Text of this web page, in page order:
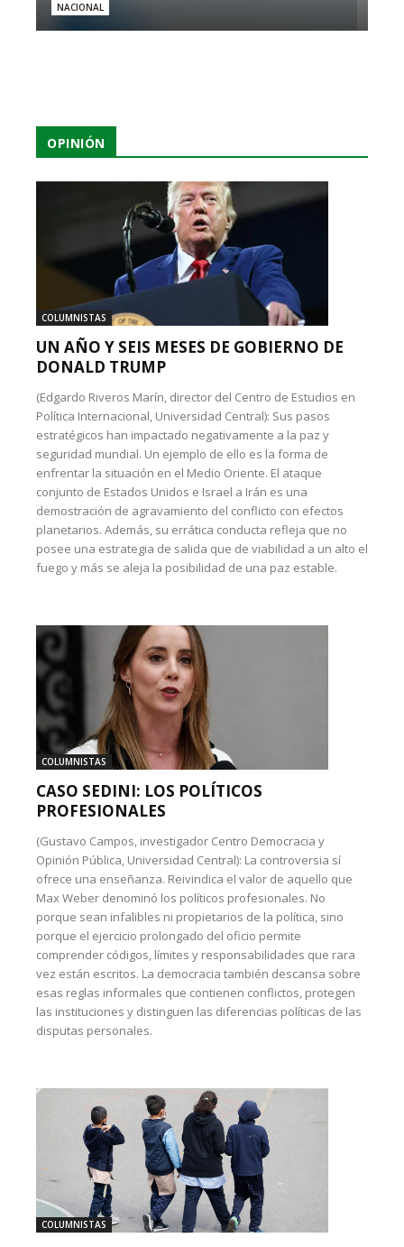
NACIONAL
OPINIÓN
COLUMNISTAS
UN AÑO Y SEIS MESES DE GOBIERNO DE
DONALD TRUMP
(Edgardo Riveros Marín, director del Centro de Estudios en
Política Internacional, Universidad Central): Sus pasos
estratégicos han impactado negativamente a la paz y
seguridad mundial. Un ejemplo de ello es la forma de
enfrentar la situación en el Medio Oriente. El ataque
conjunto de Estados Unidos e Israel a Irán es una
demostración de agravamiento del conflicto con efectos
planetarios. Además, su errática conducta refleja que no
posee una estrategia de salida que de viabilidad a un alto el
fuego y más se aleja la posibilidad de una paz estable.
COLUMNISTAS
CASO SEDINI: LOS POLÍTICOS
PROFESIONALES
(Gustavo Campos, investigador Centro Democracia y
Opinión Pública, Universidad Central): La controversia sí
ofrece una enseñanza. Reivindica el valor de aquello que
Max Weber denominó los políticos profesionales. No
porque sean infalibles ni propietarios de la política, sino
porque el ejercicio prolongado del oficio permite
comprender códigos, límites y responsabilidades que rara
vez están escritos. La democracia también descansa sobre
esas reglas informales que contienen conflictos, protegen
las instituciones y distinguen las diferencias políticas de las
disputas personales.
COLUMNISTAS